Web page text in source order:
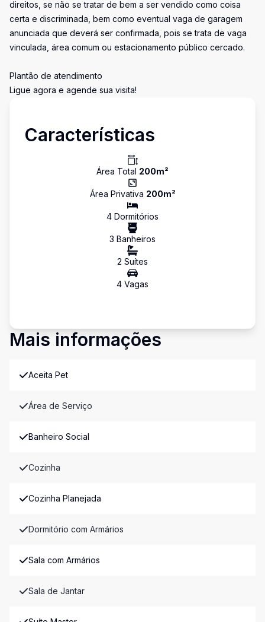
direitos, se não se tratar de bem a ser vendido como coisa
certa e discriminada, bem como eventual vaga de garagem
anunciada que deverá ser confirmada, pois se trata de vaga
vinculada, área comum ou estacionamento público cercado.
Plantão de atendimento
Ligue agora e agende sua visita!
Características
Área Total 200m²
Área Privativa 200m²
4 Dormitórios
3 Banheiros
2 Suítes
4 Vagas
Mais informações
Aceita Pet
Área de Serviço
Banheiro Social
Cozinha
Cozinha Planejada
Dormitório com Armários
Sala com Armários
Sala de Jantar